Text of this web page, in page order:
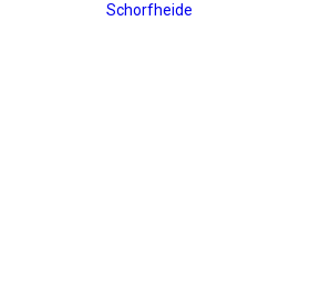
Schorfheide